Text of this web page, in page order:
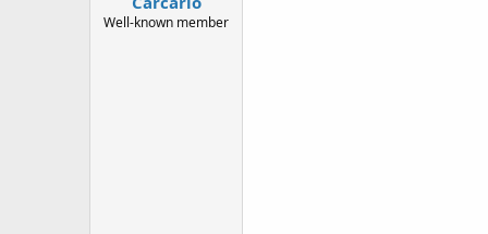
Well-known member